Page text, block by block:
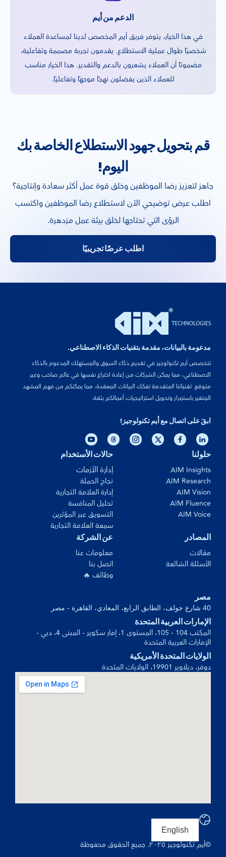
الدعم من أيم
في هذا الخيار، يتوفر فريق أيم المخصص لدينا لمساعدة العملاء
شخصيًا طوال عملية الاستطلاع. يقدمون تجربة مصممة وتفاعلية،
مضمونًا أن العملاء يشعرون بالدعم والتقدير. هذا الخيار مناسب
للعملاء الذين يفضلون نهجًا موجهًا وتفاعليًا.
قم بتحويل جهود الاستطلاع الخاصة بك
اليوم!
جاهز لتعزيز رضا الموظفين وخلق قوة عمل أكثر سعادة وإنتاجية؟
اطلب عرض توضيحي الآن لاستطلاع رضا الموظفين واكتسب
الرؤى التي تحتاجها لخلق بيئة عمل مزدهرة.
اطلب عرضًا تجريبيًا
مدعومة بالبيانات، مقدمة بتقنيات الذكاء الاصطناعي.
تتخصص أيم تكنولوجيز في تقديم ذكاء السوق والمستهلك المدعوم بالذكاء
الاصطناعي، مما يمكّن الشركات من إعادة اختراع نفسها في عالم صاخب وغير
متوقع. تقنياتنا المتقدمة تفكك البيانات المعقدة، مما يمكّنكم من فهم المشهد
المتغير باستمرار وتحويل استراتيجيات أعمالكم بثقة.
ابقَ على اتصال مع أيم تكنولوجيز!
حلولنا
AIM Insights
AIM Research
AIM Vision
AIM Fluence
AIM Voice
حالات الأستخدام
إدارة الأزمات
نجاح الحملة
إدارة العلامة التجارية
تحليل المنافسة
التسويق عبر المؤثرين
سمعة العلامة التجارية
المصادر
مقالات
الأسئلة الشائعة
عن الشركة
معلومات عنا
اتصل بنا
وظائف 🔥
مصر
40 شارع جولف، الطابق الرابع، المعادي، القاهرة - مصر
الإمارات العربية المتحدة
المكتب 104 - 105، المستوى 1، إمار سكوير - المبنى 4، دبي -
الإمارات العربية المتحدة
الولايات المتحدة الأمريكية
دوفر، ديلاوير 19901، الولايات المتحدة
©أيم تكنولوجيز ٢٠٢٥. جميع الحقوق محفوظة
English